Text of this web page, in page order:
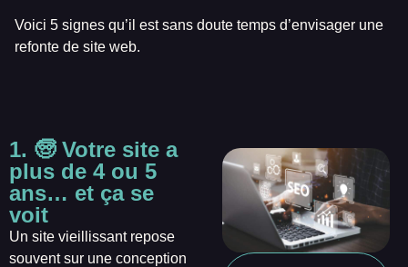
Voici 5 signes qu’il est sans doute temps d’envisager une
refonte de site web.
1. 🧓 Votre site a
plus de 4 ou 5
ans… et ça se
voit
Un site vieillissant repose
souvent sur une conception